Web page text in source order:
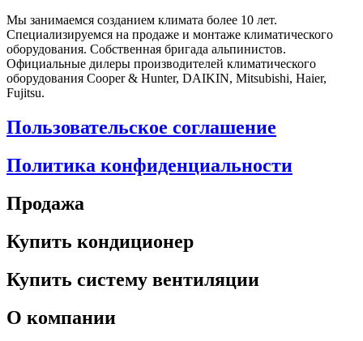
Мы занимаемся созданием климата более 10 лет.
Специализируемся на продаже и монтаже климатического
оборудования. Собственная бригада альпинистов.
Официальные дилеры производителей климатического
оборудования Cooper & Hunter, DAIKIN, Mitsubishi, Haier,
Fujitsu.
Пользовательское соглашение
Политика конфиденциальности
Продажа
Купить кондиционер
Купить систему вентиляции
О компании